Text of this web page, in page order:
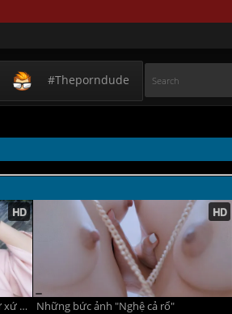
#theporndude
Em thích bú đầu mào vì em đến từ xứ hoa anh đào Những bức ảnh "Nghệ cả rổ"